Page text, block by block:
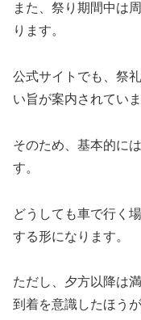
また、祭り期間中は
ります。
公式サイトでも、祭
い旨が案内されていま
そのため、基本的に
す。
どうしても車で行く
する形になります。
ただし、夕方以降は
到着を意識したほうが